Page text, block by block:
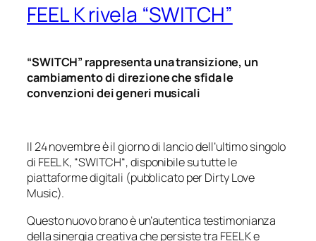
FEEL K rivela “SWITCH”
“SWITCH” rappresenta una transizione, un
cambiamento di direzione che sfida le
convenzioni dei generi musicali
Il 24 novembre è il giorno di lancio dell’ultimo singolo
di FEEL K, “SWITCH“, disponibile su tutte le
piattaforme digitali (pubblicato per Dirty Love
Music).
Questo nuovo brano è un’autentica testimonianza
della sinergia creativa che persiste tra FEEL K e